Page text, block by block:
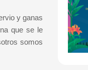
y ganas
que se le
somos